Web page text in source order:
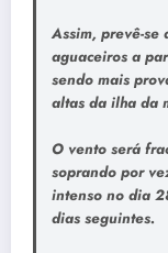
Assim, prevê-se
aguaceiros a
sendo mais
altas da ilha da
O vento será
soprando por
intenso no dia
dias seguintes.